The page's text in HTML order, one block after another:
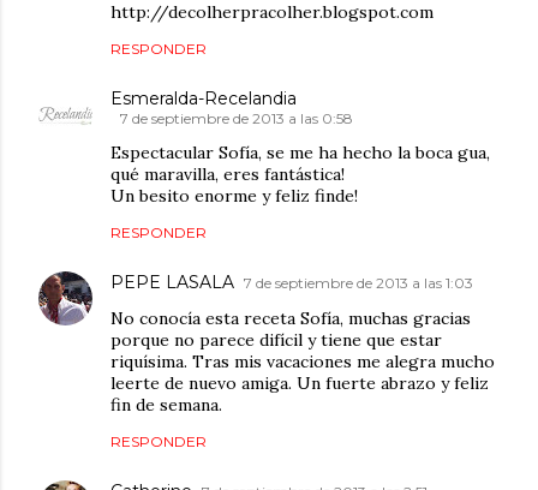
http://decolherpracolher.blogspot.com
RESPONDER
Esmeralda-Recelandia
7 de septiembre de 2013 a las 0:58
Espectacular Sofía, se me ha hecho la boca gua,
qué maravilla, eres fantástica!
Un besito enorme y feliz finde!
RESPONDER
PEPE LASALA 7 de septiembre de 2013 a las 1:03
No conocía esta receta Sofía, muchas gracias
porque no parece difícil y tiene que estar
riquísima. Tras mis vacaciones me alegra mucho
leerte de nuevo amiga. Un fuerte abrazo y feliz
fin de semana.
RESPONDER